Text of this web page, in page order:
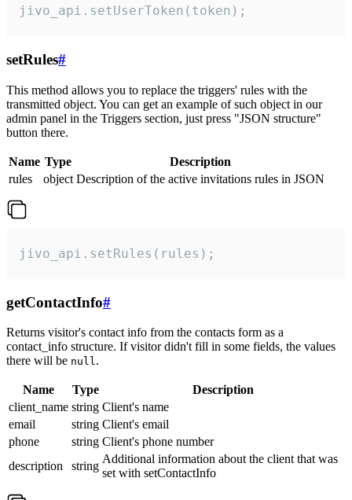
jivo_api.setUserToken(token);
setRules#
This method allows you to replace the triggers' rules with the
transmitted object. You can get an example of such object in our
admin panel in the Triggers section, just press "JSON structure"
button there.
Name Type
Description
rules
object Description of the active invitations rules in JSON
jivo_api.setRules(rules);
getContactInfo#
Returns visitor's contact info from the contacts form as a
contact_info structure. If visitor didn't fill in some fields, the values
there will be null.
Name Type
Description
client_name string Client's name
email
string Client's email
phone
string Client's phone number
description
string
Additional information about the client that was
set with setContactInfo